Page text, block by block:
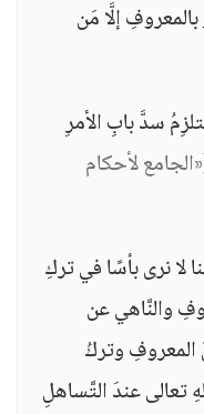
إلَّا مَن
سدَّ بابِ الأمرِ
لأحكام
لا نرى بأسًا في تركِ
والنَّاهي عن
المعروفِ وتركُ
تعالى عندَ التَّساهلِ